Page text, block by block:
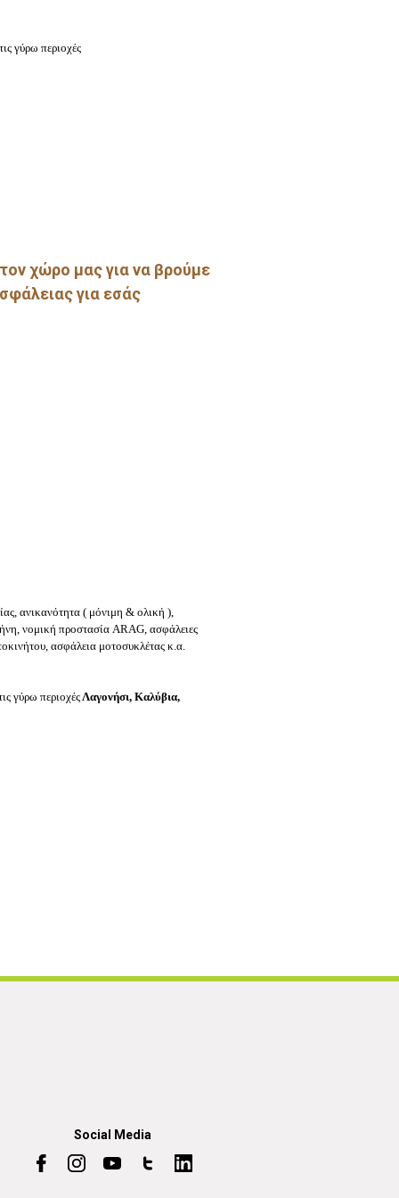
γύρω περιοχές
χώρο μας για να βρούμε
για εσάς
ανικανότητα ( μόνιμη & ολική ),
νομική προστασία ARAG, ασφάλειες
ασφάλεια μοτοσυκλέτας κ.α.
γύρω περιοχές Λαγονήσι, Καλύβια,
Social Media